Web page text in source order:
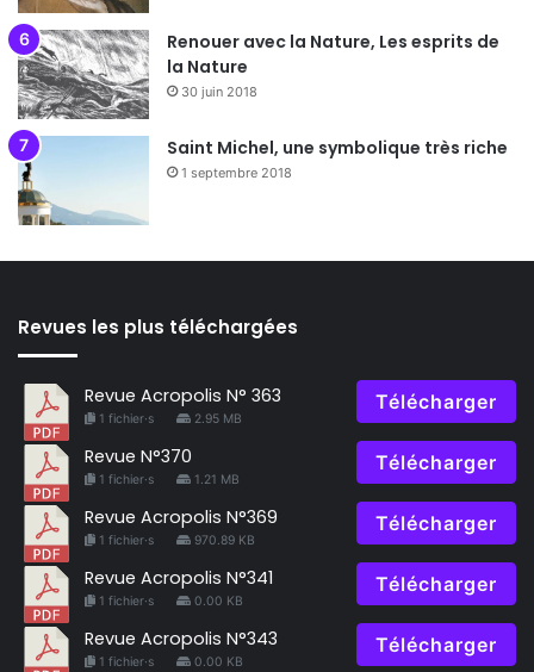
Renouer avec la Nature, Les esprits de
la Nature
30 juin 2018
Saint Michel, une symbolique très riche
1 septembre 2018
Revues les plus téléchargées
Revue Acropolis N° 363
1 fichier·s 2.95 MB
Télécharger
Revue N°370
1 fichier·s 1.21 MB
Télécharger
Revue Acropolis N°369
1 fichier·s 970.89 KB
Télécharger
Revue Acropolis N°341
1 fichier·s 0.00 KB
Télécharger
Revue Acropolis N°343
1 fichier·s 0.00 KB
Télécharger